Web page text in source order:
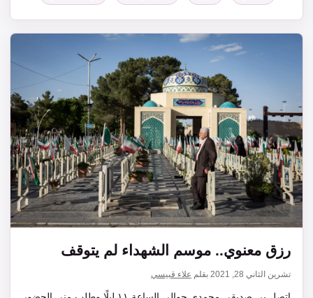
رزق معنوي.. موسم الشهداء لم يتوقف
تشرين الثاني 28, 2021 بقلم علاء قبيسي